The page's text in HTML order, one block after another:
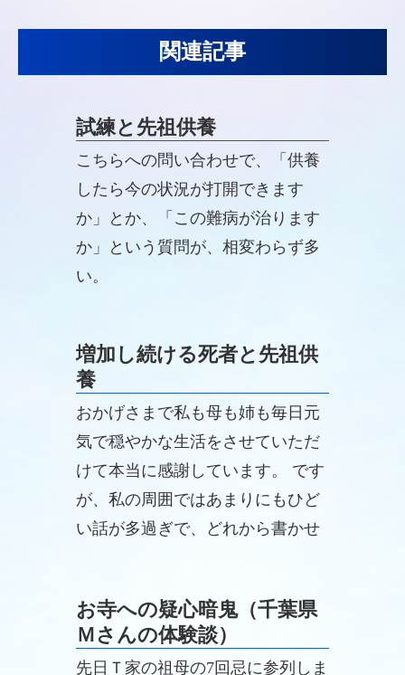
関連記事
試練と先祖供養
こちらへの問い合わせで、「供養
したら今の状況が打開できます
か」とか、「この難病が治ります
か」という質問が、相変わらず多
い。
増加し続ける死者と先祖供
養
おかげさまで私も母も姉も毎日元
気で穏やかな生活をさせていただ
けて本当に感謝しています。 です
が、私の周囲ではあまりにもひど
い話が多過ぎで、どれから書かせ
お寺への疑心暗鬼（千葉県
Ｍさんの体験談）
先日Ｔ家の祖母の7回忌に参列しま